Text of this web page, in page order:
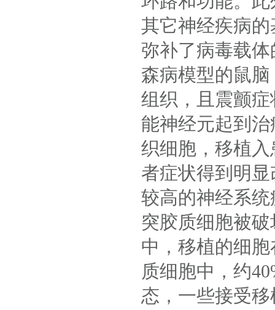
其它神经疾病
弥补了病毒载体
森病模型的鼠
组织，且震颤
能神经元起到
织细胞，移植
者症状得到明
较高的神经系
突胶质细胞被
中，移植的细
质细胞中，约
态，一些接受